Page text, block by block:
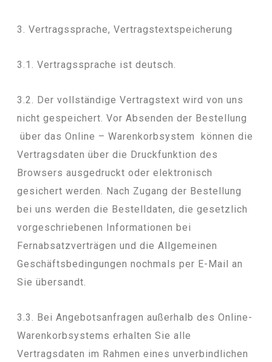
3. Vertragssprache, Vertragstextspeicherung
3.1. Vertragssprache ist deutsch.
3.2. Der vollständige Vertragstext wird von uns
nicht gespeichert. Vor Absenden der Bestellung
über das Online – Warenkorbsystem können die
Vertragsdaten über die Druckfunktion des
Browsers ausgedruckt oder elektronisch
gesichert werden. Nach Zugang der Bestellung
bei uns werden die Bestelldaten, die gesetzlich
vorgeschriebenen Informationen bei
Fernabsatzverträgen und die Allgemeinen
Geschäftsbedingungen nochmals per E-Mail an
Sie übersandt.
3.3. Bei Angebotsanfragen außerhalb des Online-
Warenkorbsystems erhalten Sie alle
Vertragsdaten im Rahmen eines unverbindlichen